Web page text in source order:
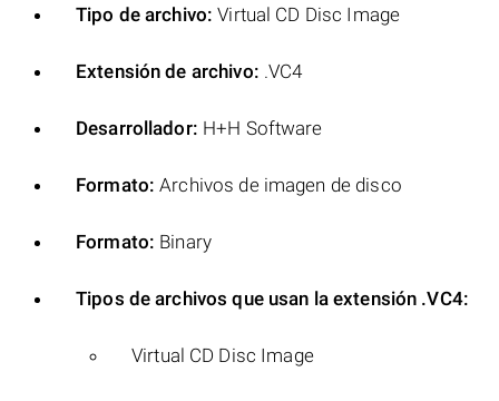
Tipo de archivo: Virtual CD Disc Image
Extensión de archivo: .VC4
Desarrollador: H+H Software
Formato: Archivos de imagen de disco
Formato: Binary
Tipos de archivos que usan la extensión .VC4:
Virtual CD Disc Image